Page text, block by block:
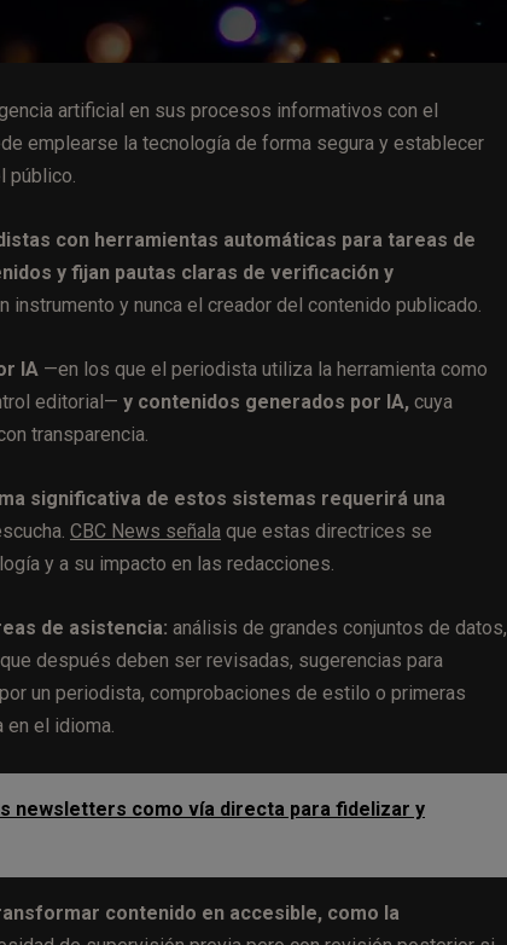
artificial en sus procesos informativos con el
emplearse la tecnología de forma segura y establecer
público.
con herramientas automáticas para tareas de
y fijan pautas claras de verificación y
y nunca el creador del contenido publicado.
IA —en los que el periodista utiliza la herramienta como
editorial— y contenidos generados por IA, cuya
transparencia.
significativa de estos sistemas requerirá una
CBC News señala que estas directrices se
y a su impacto en las redacciones.
de asistencia: análisis de grandes conjuntos de datos,
después deben ser revisadas, sugerencias para
un periodista, comprobaciones de estilo o primeras
en el idioma.
newsletters como vía directa para fidelizar y
contenido en accesible, como la